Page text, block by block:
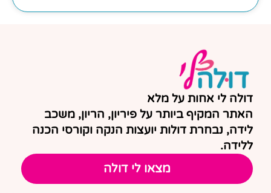
דולה לי אחות על מלא
האתר המקיף ביותר על פיריון, הריון, משכב
לידה, נבחרת דולות יועצות הנקה וקורסי הכנה
ללידה.
מצאו לי דולה